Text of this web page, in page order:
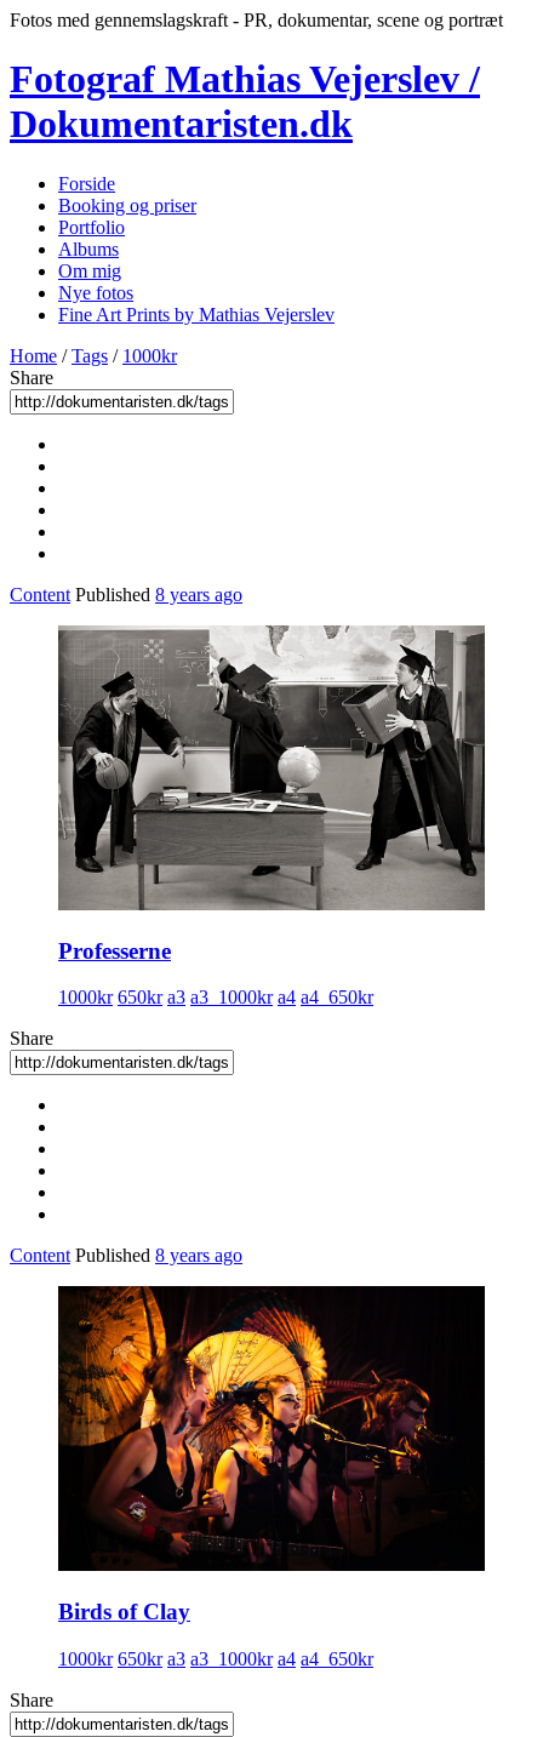
Fotos med gennemslagskraft - PR, dokumentar, scene og portræt
Fotograf Mathias Vejerslev /
Dokumentaristen.dk
Forside
Booking og priser
Portfolio
Albums
Om mig
Nye fotos
Fine Art Prints by Mathias Vejerslev
Home /Tags / 1000kr
Share
Content Published 8 years ago
Professerne
1000kr 650kr a3 a3_1000kr a4 a4_650kr
Share
Content Published 8 years ago
Birds of Clay
1000kr 650kr a3 a3_1000kr a4 a4_650kr
Share